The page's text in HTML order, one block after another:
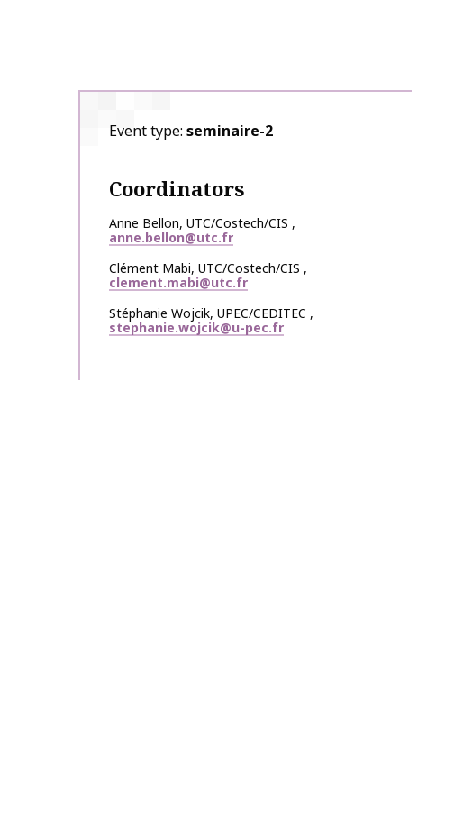
Event type seminaire-2
Coordinators
Anne Bellon, UTC/Costech/CIS ,
anne.bellon@utc.fr
Clément Mabi, UTC/Costech/CIS ,
clement.mabi@utc.fr
Stéphanie Wojcik, UPEC/CEDITEC ,
stephanie.wojcik@u-pec.fr